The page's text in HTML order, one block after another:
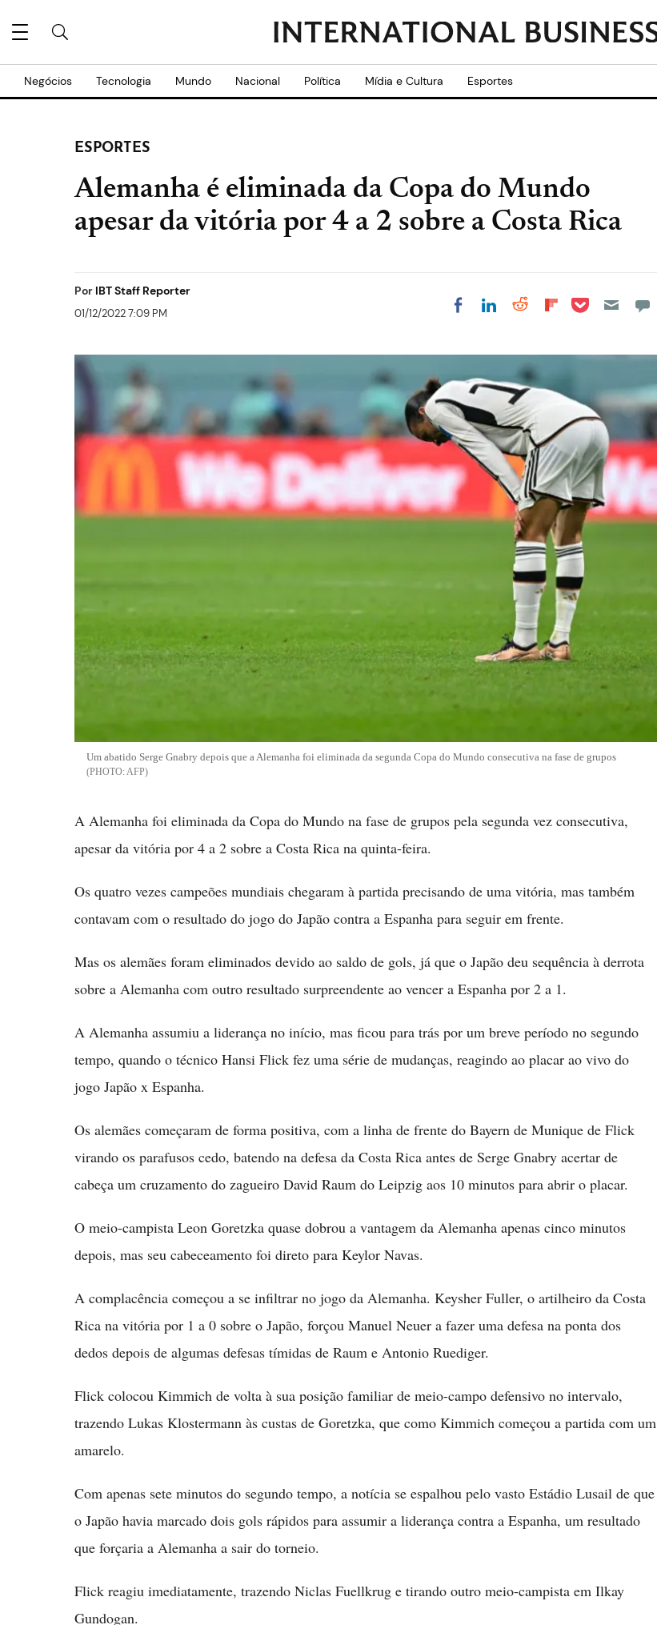
Negócios Tecnologia Mundo Nacional Política Mídia e Cultura Esportes
ESPORTES
Alemanha é eliminada da Copa do Mundo
apesar da vitória por 4 a 2 sobre a Costa Rica
Por IBT Staff Reporter
01/12/2022 7:09 PM Share on Facebook
Share on LinkedIn
Share on Reddit
Share on
Share on Pocket
Um abatido Serge Gnabry depois que a Alemanha foi eliminada da segunda Copa do Mundo consecutiva na fase de grupos
AFP
A Alemanha foi eliminada da Copa do Mundo na fase de grupos pela segunda vez consecutiva,
apesar da vitória por 4 a 2 sobre a Costa Rica na quinta-feira.
Os quatro vezes campeões mundiais chegaram à partida precisando de uma vitória, mas também
contavam com o resultado do jogo do Japão contra a Espanha para seguir em frente.
Mas os alemães foram eliminados devido ao saldo de gols, já que o Japão deu sequência à derrota
sobre a Alemanha com outro resultado surpreendente ao vencer a Espanha por 2 a 1.
A Alemanha assumiu a liderança no início, mas ficou para trás por um breve período no segundo
tempo, quando o técnico Hansi Flick fez uma série de mudanças, reagindo ao placar ao vivo do
jogo Japão x Espanha.
Os alemães começaram de forma positiva, com a linha de frente do Bayern de Munique de Flick
virando os parafusos cedo, batendo na defesa da Costa Rica antes de Serge Gnabry acertar de
cabeça um cruzamento do zagueiro David Raum do Leipzig aos 10 minutos para abrir o placar.
O meio-campista Leon Goretzka quase dobrou a vantagem da Alemanha apenas cinco minutos
depois, mas seu cabeceamento foi direto para Keylor Navas.
A complacência começou a se infiltrar no jogo da Alemanha. Keysher Fuller, o artilheiro da Costa
Rica na vitória por 1 a 0 sobre o Japão, forçou Manuel Neuer a fazer uma defesa na ponta dos
dedos depois de algumas defesas tímidas de Raum e Antonio Ruediger.
Flick colocou Kimmich de volta à sua posição familiar de meio-campo defensivo no intervalo,
trazendo Lukas Klostermann às custas de Goretzka, que como Kimmich começou a partida com um
amarelo.
Com apenas sete minutos do segundo tempo, a notícia se espalhou pelo vasto Estádio Lusail de que
o Japão havia marcado dois gols rápidos para assumir a liderança contra a Espanha, um resultado
que forçaria a Alemanha a sair do torneio.
Flick reagiu imediatamente, trazendo Niclas Fuellkrug e tirando outro meio-campista em Ilkay
Gundogan.